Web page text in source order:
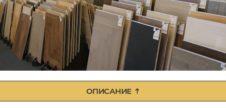
ОПИСАНИЕ